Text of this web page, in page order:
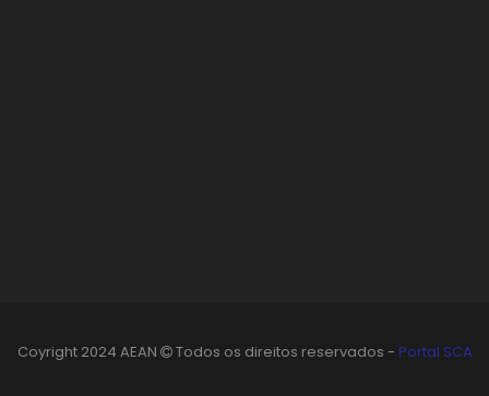
Coyright 2024 AEAN Todos os direitos reservados - Portal SCA